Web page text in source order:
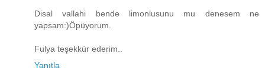
Disal vallahi bende limonlusunu mu denesem ne
yapsam:)Öpüyorum.
Fulya teşekkür ederim..
Yanıtla